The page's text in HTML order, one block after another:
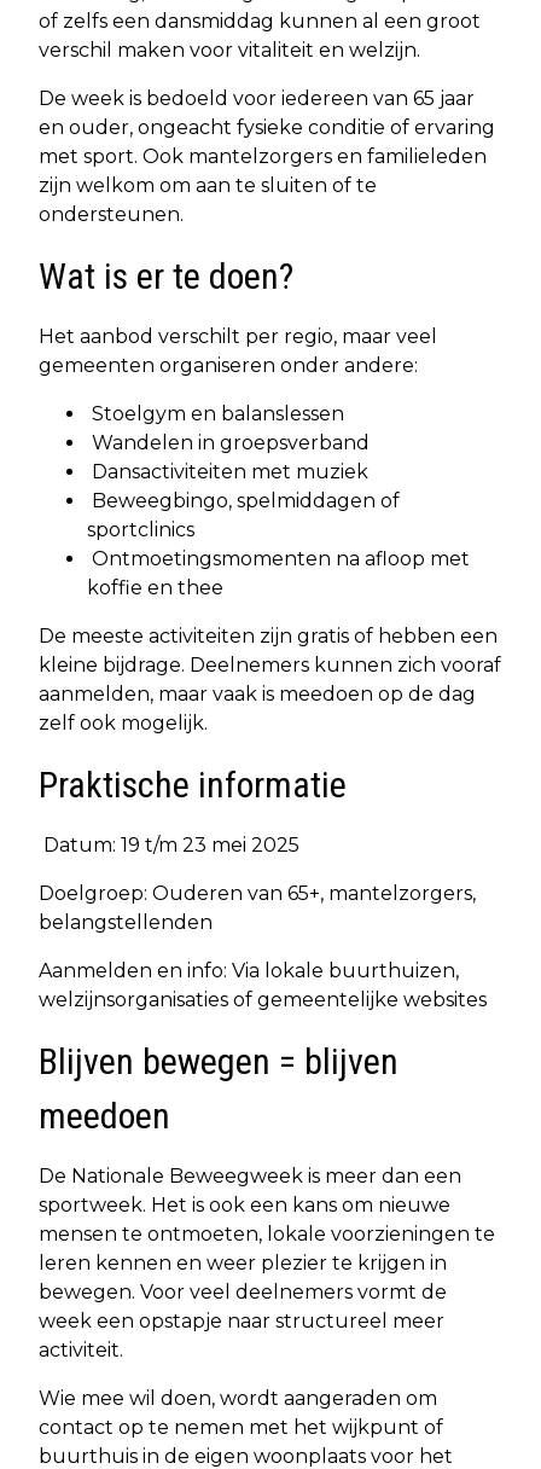
of zelfs een dansmiddag kunnen al een groot
verschil maken voor vitaliteit en welzijn.
De week is bedoeld voor iedereen van 65 jaar
en ouder, ongeacht fysieke conditie of ervaring
met sport. Ook mantelzorgers en familieleden
zijn welkom om aan te sluiten of te
ondersteunen.
Wat is er te doen?
Het aanbod verschilt per regio, maar veel
gemeenten organiseren onder andere:
Stoelgym en balanslessen
Wandelen in groepsverband
Dansactiviteiten met muziek
Beweegbingo, spelmiddagen of
sportclinics
Ontmoetingsmomenten na afloop met
koffie en thee
De meeste activiteiten zijn gratis of hebben een
kleine bijdrage. Deelnemers kunnen zich vooraf
aanmelden, maar vaak is meedoen op de dag
zelf ook mogelijk.
Praktische informatie
Datum: 19 t/m 23 mei 2025
Doelgroep: Ouderen van 65+, mantelzorgers,
belangstellenden
Aanmelden en info: Via lokale buurthuizen,
welzijnsorganisaties of gemeentelijke websites
Blijven bewegen = blijven
meedoen
De Nationale Beweegweek is meer dan een
sportweek. Het is ook een kans om nieuwe
mensen te ontmoeten, lokale voorzieningen te
leren kennen en weer plezier te krijgen in
bewegen. Voor veel deelnemers vormt de
week een opstapje naar structureel meer
activiteit.
Wie mee wil doen, wordt aangeraden om
contact op te nemen met het wijkpunt of
buurthuis in de eigen woonplaats voor het